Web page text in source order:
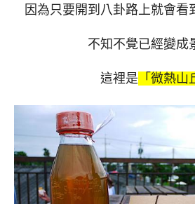
因為只要開到八卦路上就會看
不知不覺已經變成
這裡是 「微熱山